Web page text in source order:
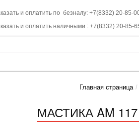
и оплатить по безналу: +7(8332) 20-85-
и оплатить наличными : +7(8332) 20-85-
Главная страница
МАСТИКА AM